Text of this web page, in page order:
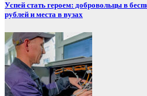
Успей стать героем: добровольцы в
рублей и места в вузах